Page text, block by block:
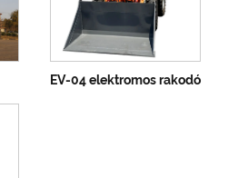
EV-04 elektromos rakodó